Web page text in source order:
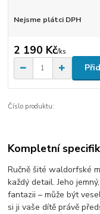
Nejsme plátci DPH
2 190 Kč/ks
Číslo produktu:
Kompletní
Ručně šité waldorfské
každý detail. Jeho
fantazii – může být
si ji vaše dítě právě